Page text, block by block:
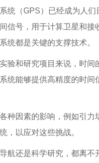
统（GPS）已经成为人
信号，用于计算卫星和接
统都是关键的支撑技术。
验和研究项目来说，时间
统能够提供高精度的时间
种因素的影响，例如引力
，以应对这些挑战。
航还是科学研究，都离不